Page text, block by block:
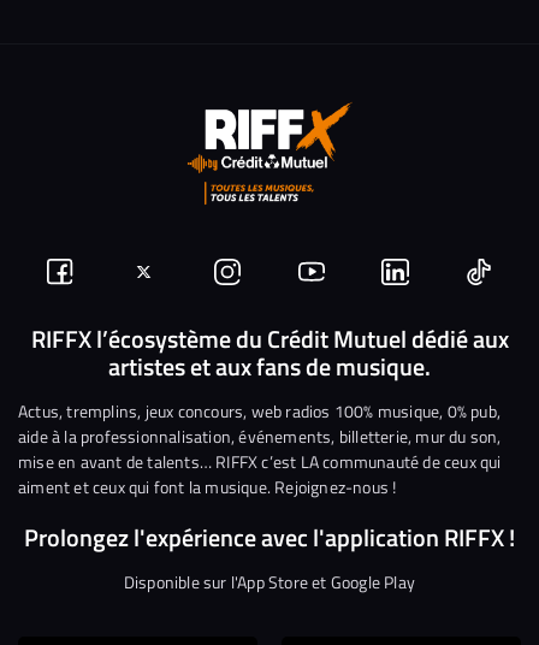
Suivez-
nous
Facebook
Suivez-
nous
sur
Twitter
Nous
rejoindre
sur
Instagram
Nous
rejoindre
sur
YouTube
Nous
rejoindre
sur
Linkedin
Nous
RIFFX l’écosystème du Crédit Mutuel dédié aux
artistes et aux fans de musique.
Actus, tremplins, jeux concours, web radios 100% musique, 0% pub,
aide à la professionnalisation, événements, billetterie, mur du son,
mise en avant de talents… RIFFX c’est LA communauté de ceux qui
aiment et ceux qui font la musique. Rejoignez-nous !
Prolongez l'expérience avec l'application RIFFX !
Disponible sur l'App Store et Google Play